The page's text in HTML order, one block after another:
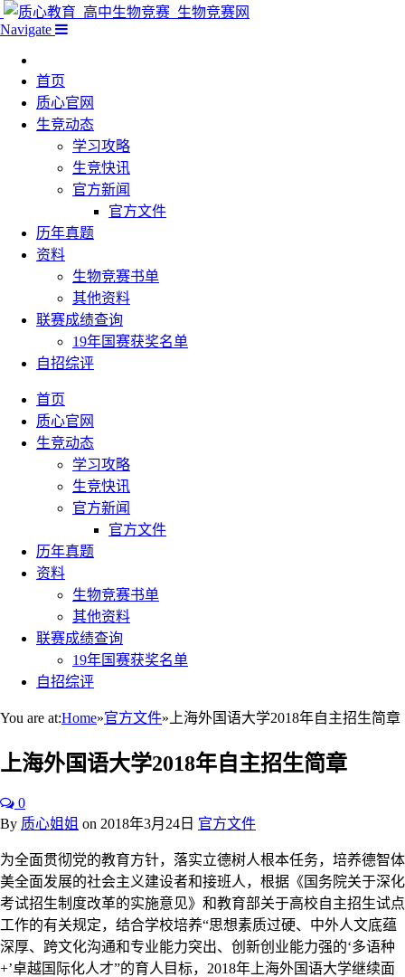
Navigate
首页
质心官网
生竞动态
学习攻略
生竞快讯
官方新闻
官方文件
历年真题
资料
生物竞赛书单
其他资料
联赛成绩查询
19年国赛获奖名单
自招综评
首页
质心官网
生竞动态
学习攻略
生竞快讯
官方新闻
官方文件
历年真题
资料
生物竞赛书单
其他资料
联赛成绩查询
19年国赛获奖名单
自招综评
You are at:Home»官方文件» 上海外国语大学2018年自主招生简章
上海外国语大学2018年自主招生简章
0
By 质心姐姐 on 2018年3月24日 官方文件
为全面贯彻党的教育方针，落实立德树人根本任务，培养德智体
美全面发展的社会主义建设者和接班人，根据《国务院关于深化
考试招生制度改革的实施意见》和教育部关于高校自主招生试点
工作的有关规定，结合学校培养“思想素质过硬、中外人文底蕴
深厚、跨文化沟通和专业能力突出、创新创业能力强的‘多语种
+’卓越国际化人才”的育人目标，2018年上海外国语大学继续面